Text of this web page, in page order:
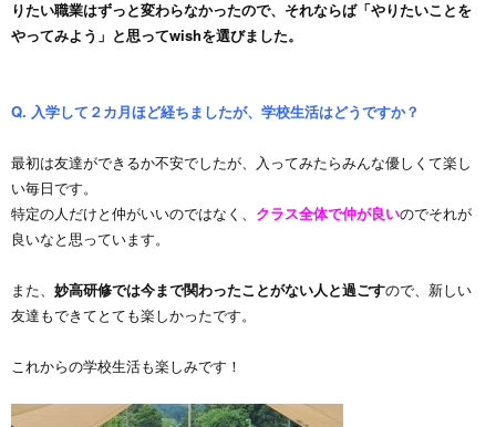
りたい職業はずっと変わらなかったので、それならば「やりたいことを
やってみよう」と思ってwishを選びました。
Q. 入学して２カ月ほど経ちましたが、学校生活はどうですか？
最初は友達ができるか不安でしたが、入ってみたらみんな優しくて楽し
い毎日です。
特定の人だけと仲がいいのではなく、 クラス全体で仲が良いのでそれが
良いなと思っています。
また、 妙高研修では今まで関わったことがない人と過ごすので、新しい
友達もできてとても楽しかったです。
これからの学校生活も楽しみです！